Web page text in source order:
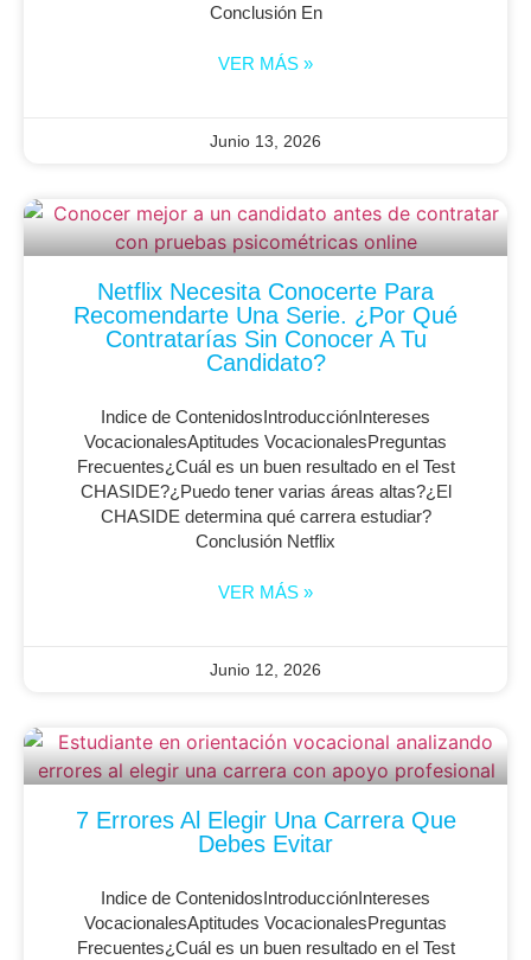
Conclusión En
VER MÁS »
Junio 13, 2026
Netflix Necesita Conocerte Para
Recomendarte Una Serie. ¿Por Qué
Contratarías Sin Conocer A Tu
Candidato?
Indice de ContenidosIntroducciónIntereses
VocacionalesAptitudes VocacionalesPreguntas
Frecuentes¿Cuál es un buen resultado en el Test
CHASIDE?¿Puedo tener varias áreas altas?¿El
CHASIDE determina qué carrera estudiar?
Conclusión Netflix
VER MÁS »
Junio 12, 2026
7 Errores Al Elegir Una Carrera Que
Debes Evitar
Indice de ContenidosIntroducciónIntereses
VocacionalesAptitudes VocacionalesPreguntas
Frecuentes¿Cuál es un buen resultado en el Test